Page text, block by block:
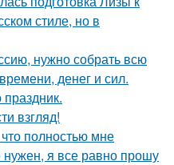
стиле, но в
нужно собрать всю
денег и сил.
взгляд!
полностью мне
я все равно прошу